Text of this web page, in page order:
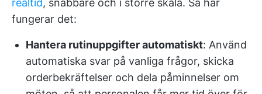
realtid, snabbare och i större skala. Så här
fungerar det:
Hantera rutinuppgifter automatiskt: Använd
automatiska svar på vanliga frågor, skicka
orderbekräftelser och dela påminnelser om